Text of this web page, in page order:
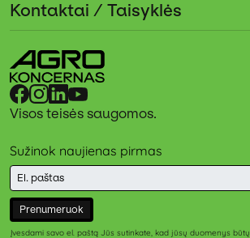
Kontaktai / Taisyklės
Visos teisės saugomos.
Sužinok naujienas pirmas
Prenumeruok
Įvesdami savo el. paštą Jūs sutinkate, kad jūsų duomenys būtų